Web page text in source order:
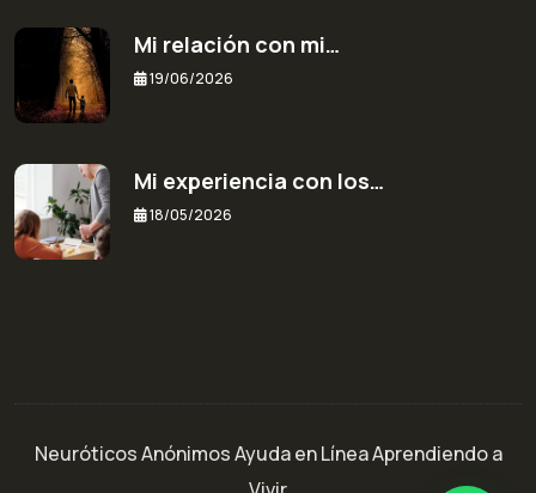
Mi relación con mi…
19/06/2026
Mi experiencia con los…
18/05/2026
Neuróticos Anónimos Ayuda en Línea Aprendiendo a